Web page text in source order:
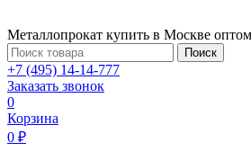
Металлопрокат купить в Москве
Поиск
+7 (495) 14-14-777
Заказать звонок
0
Корзина
0 ₽